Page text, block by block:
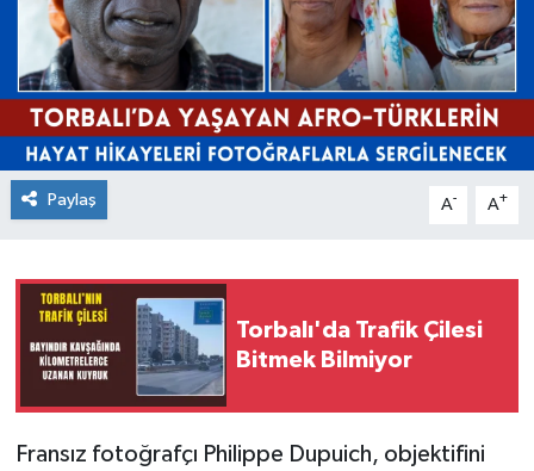
Paylaş A- A+
Torbalı'da Trafik Çilesi
Bitmek Bilmiyor
Fransız fotoğrafçı Philippe Dupuich, objektifini